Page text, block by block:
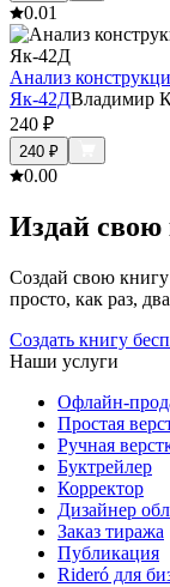
0.01
Анализ
Як-42ДВладимир
240 ₽
240 ₽
0.00
Издай свою
Создай свою
просто, как раз,
Создать книгу
Наши услуги
Офлайн-
Простая
Ручная
Буктрейлер
Корректор
Дизайнер
Заказ тиража
Публикация
Rideró для